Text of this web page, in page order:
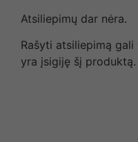
Atsiliepimų dar nėra.
Rašyti atsiliepimą
yra įsigiję šį produktą.